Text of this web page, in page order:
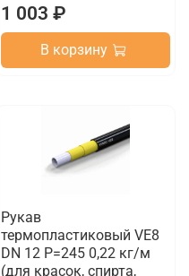
1 003 ₽
В корзину
Рукав
термопластиковый VE8
DN 12 P=245 0,22 кг/м
(для красок, спирта,